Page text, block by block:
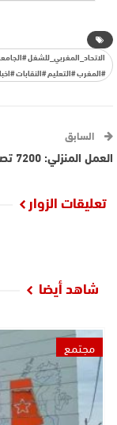
الاتحاد_المغربي_للشغل
#المغرب #التعليم #النقابات
السابق
العمل المنزلي: 7200 تصريح فقط
تعليقات الزوار
شاهد أيضا
مجتمع